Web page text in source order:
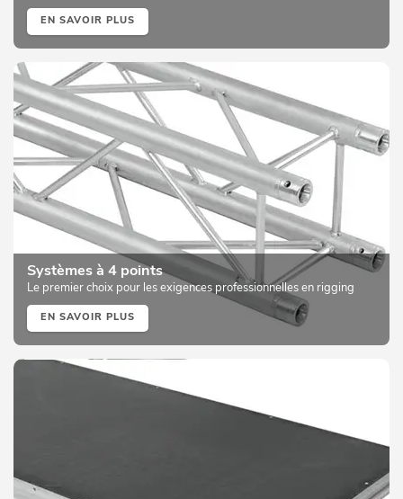
EN SAVOIR PLUS
Systèmes à 4 points
Le premier choix pour les exigences professionnelles en rigging
EN SAVOIR PLUS